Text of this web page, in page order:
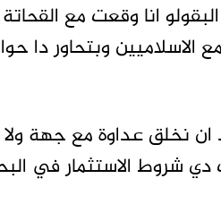
انا وقعت مع
الاسلاميين وبتحاور دا
ان نخلق عداوة مع جهة
دي شروط الاستثمار في